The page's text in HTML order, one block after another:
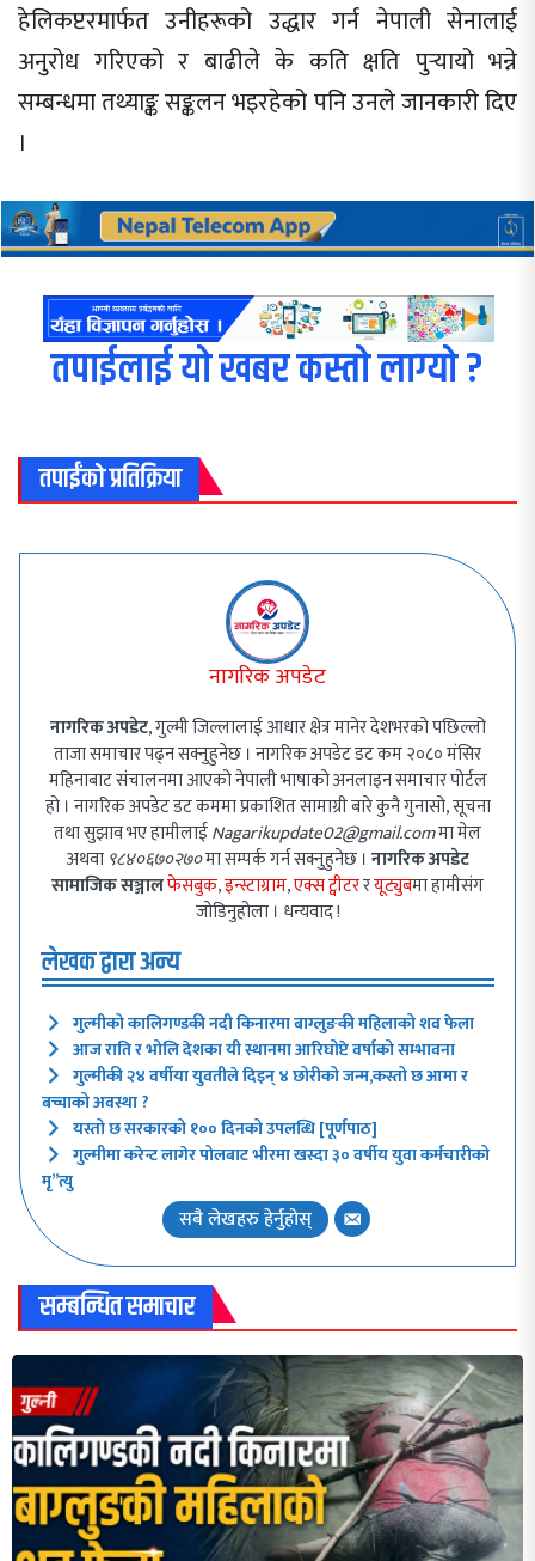
हेलिकप्टरमार्फत उनीहरूको उद्धार गर्न नेपाली सेनालाई
अनुरोध गरिएको र बाढीले के कति क्षति पुर्‍यायो भन्ने
सम्बन्धमा तथ्याङ्क सङ्कलन भइरहेको पनि उनले जानकारी दिए
।
तपाईलाई यो खबर कस्तो लाग्यो ?
तपाईंको प्रतिक्रिया
नागरिक अपडेट
नागरिक अपडेट, गुल्मी जिल्लालाई आधार क्षेत्र मानेर देशभरको पछिल्लो
ताजा समाचार पढ्न सक्नुहुनेछ । नागरिक अपडेट डट कम २०८० मंसिर
महिनाबाट संचालनमा आएको नेपाली भाषाको अनलाइन समाचार पोर्टल
हो । नागरिक अपडेट डट कममा प्रकाशित सामाग्री बारे कुनै गुनासो, सूचना
तथा सुझाव भए हामीलाईNagarikupdate02@gmail.comमा मेल
अथवा ९८४०६७०२७०मा सम्पर्क गर्न सक्नुहुनेछ । नागरिक अपडेट
सामाजिक सञ्जालफेसबुक,इन्स्टाग्राम,एक्स ट्वीटररयूट्युबमा हामीसंग
जोडिनुहोला । धन्यवाद !
लेखक द्वारा अन्य
गुल्मीको कालिगण्डकी नदी किनारमा बाग्लुङकी महिलाको शव फेला
आज राति र भोलि देशका यी स्थानमा आरिघोप्टे वर्षाको सम्भावना
गुल्मीकी २४ वर्षीया युवतीले दिइन् ४ छोरीको जन्म,कस्तो छ आमा र
बच्चाको अवस्था ?
यस्तो छ सरकारको १०० दिनको उपलब्धि [पूर्णपाठ]
गुल्मीमा करेन्ट लागेर पोलबाट भीरमा खस्दा ३० वर्षीय युवा कर्मचारीको
मृ”त्यु
सबै लेखहरु हेर्नुहोस्
सम्बन्धित समाचार